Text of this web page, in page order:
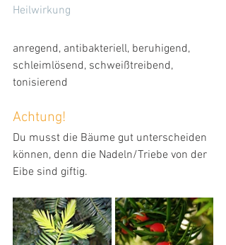
Heilwirkung
anregend, antibakteriell, beruhigend,
schleimlösend, schweißtreibend,
tonisierend
Achtung!
Du musst die Bäume gut unterscheiden
können, denn die Nadeln/Triebe von der
Eibe sind giftig.